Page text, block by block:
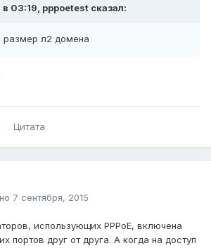
03:19, pppoetest сказал:
размер л2 домена
Цитата
7 сентября, 2015
использующих PPPoE, включена
портов друг от друга. А когда на доступ